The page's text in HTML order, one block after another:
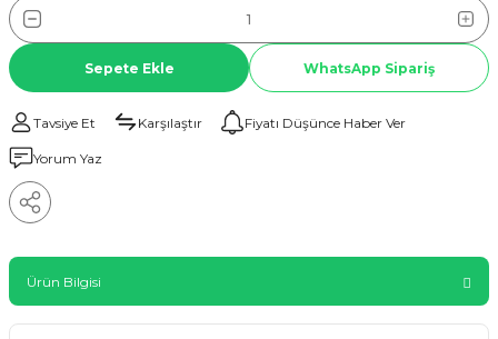
Sepete Ekle WhatsApp Sipariş
Tavsiye Et Karşılaştır Fiyatı Düşünce Haber Ver
Yorum Yaz
Ürün Bilgisi